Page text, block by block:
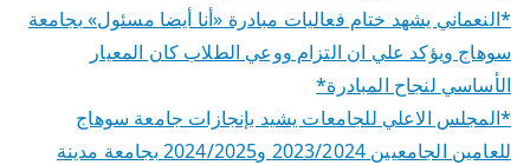
*النعماني يشهد ختام فعاليات مبادرة «أنا أيضا مسئول» بجامعة
سوهاج ويؤكد علي ان التزام ووعي الطلاب كان المعيار
الأساسي لنجاح المبادرة*
*المجلس الاعلي للجامعات يشيد بإنجازات جامعة سوهاج
للعامين الجامعيين 2023/2024 و2024/2025 بجامعة مدينة